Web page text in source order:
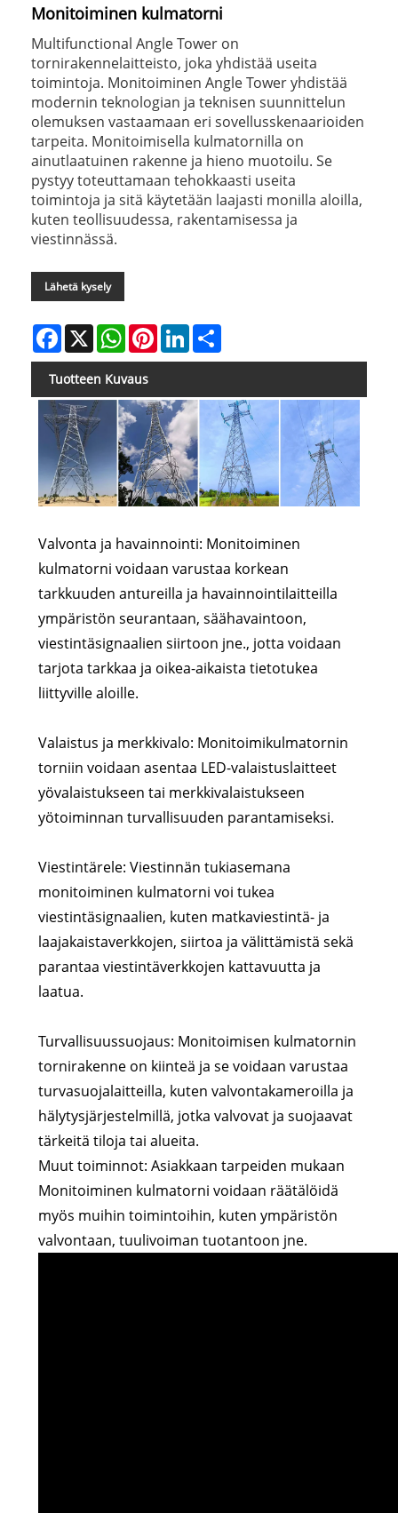
Monitoiminen kulmatorni
Multifunctional Angle Tower on
tornirakennelaitteisto, joka yhdistää useita
toimintoja. Monitoiminen Angle Tower yhdistää
modernin teknologian ja teknisen suunnittelun
olemuksen vastaamaan eri sovellusskenaarioiden
tarpeita. Monitoimisella kulmatornilla on
ainutlaatuinen rakenne ja hieno muotoilu. Se
pystyy toteuttamaan tehokkaasti useita
toimintoja ja sitä käytetään laajasti monilla aloilla,
kuten teollisuudessa, rakentamisessa ja
viestinnässä.
Lähetä kysely
Facebook
X WhatsAppPinterestLinkedIn
Tuotteen Kuvaus
Valvonta ja havainnointi: Monitoiminen
kulmatorni voidaan varustaa korkean
tarkkuuden antureilla ja havainnointilaitteilla
ympäristön seurantaan, säähavaintoon,
viestintäsignaalien siirtoon jne., jotta voidaan
tarjota tarkkaa ja oikea-aikaista tietotukea
liittyville aloille.
Valaistus ja merkkivalo: Monitoimikulmatornin
torniin voidaan asentaa LED-valaistuslaitteet
yövalaistukseen tai merkkivalaistukseen
yötoiminnan turvallisuuden parantamiseksi.
Viestintärele: Viestinnän tukiasemana
monitoiminen kulmatorni voi tukea
viestintäsignaalien, kuten matkaviestintä- ja
laajakaistaverkkojen, siirtoa ja välittämistä sekä
parantaa viestintäverkkojen kattavuutta ja
laatua.
Turvallisuussuojaus: Monitoimisen kulmatornin
tornirakenne on kiinteä ja se voidaan varustaa
turvasuojalaitteilla, kuten valvontakameroilla ja
hälytysjärjestelmillä, jotka valvovat ja suojaavat
tärkeitä tiloja tai alueita.
Muut toiminnot: Asiakkaan tarpeiden mukaan
Monitoiminen kulmatorni voidaan räätälöidä
myös muihin toimintoihin, kuten ympäristön
valvontaan, tuulivoiman tuotantoon jne.